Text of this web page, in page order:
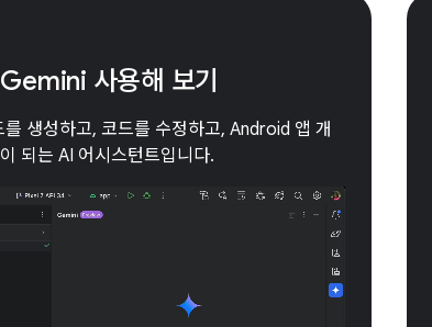
사용해 보기
생성하고, 코드를 수정하고, Android 앱 개
되는 AI 어시스턴트입니다.